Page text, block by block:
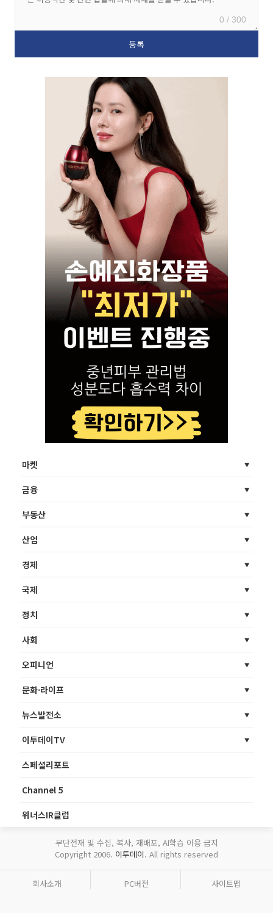
0 / 300
마켓
금융
부동산
산업
경제
국제
정치
사회
오피니언
문화·라이프
뉴스발전소
이투데이TV
스페셜리포트
Channel 5
위너스IR클럽
무단전재 및 수집, 복사, 재배포, AI학습 이용 금지
Copyright 2006. 이투데이. All rights reserved
회사소개 PC버전 사이트맵